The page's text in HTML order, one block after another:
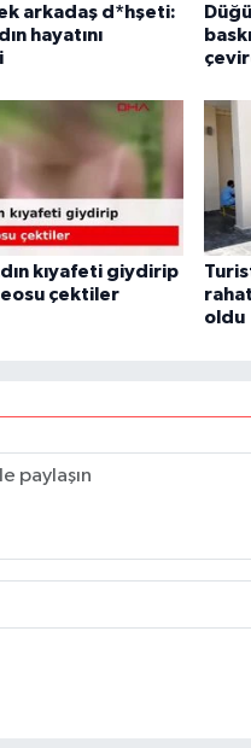
arkadaş d*hşeti:
hayatını
kıyafeti giydirip
çektiler
oldu